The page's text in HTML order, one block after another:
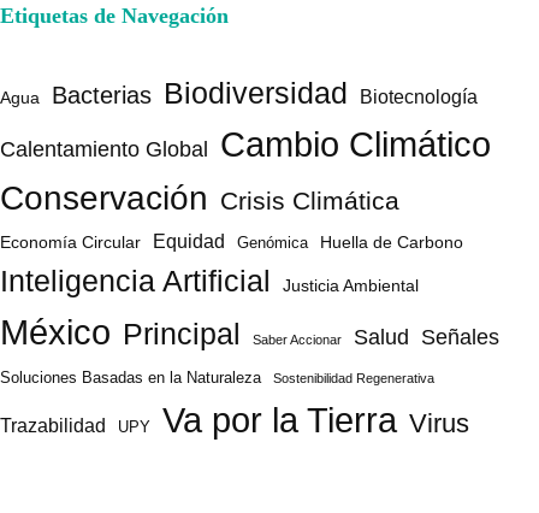
Etiquetas de Navegación
Agua Bacterias Biodiversidad Biotecnología
Calentamiento Global Cambio Climático
Conservación Crisis Climática
Economía Circular Equidad Genómica Huella de Carbono
Inteligencia Artificial Justicia Ambiental
México Principal Saber Accionar Salud Señales
Soluciones Basadas en la Naturaleza Sostenibilidad Regenerativa
Trazabilidad UPY Va por la Tierra Virus